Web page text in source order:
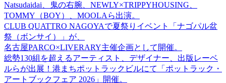
Natsudaidai、鬼の右腕、NEWLY×TRIPPYHOUSING、
TOMMY（BOY）、MOOLAら出演。
CLUB QUATTRO NAGOYAで夏祭りイベント「ナゴパル盆
祭（ボンサイ）」が、
名古屋PARCO×LIVERARY主催企画として開催。
総勢130組を超えるアーティスト、デザイナー、出版レーベ
ルらが出展！港まちポットラックビルにて「ポットラック・
アートブックフェア 2026」開催。